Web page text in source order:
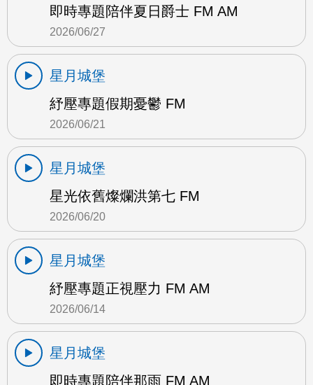
即時專題陪伴夏日爵士 FM AM
2026/06/27
星月城堡
紓壓專題假期憂鬱 FM
2026/06/21
星月城堡
星光依舊燦爛洪第七 FM
2026/06/20
星月城堡
紓壓專題正視壓力 FM AM
2026/06/14
星月城堡
即時專題陪伴那雨 FM AM